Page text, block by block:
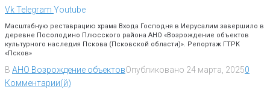
VkTelegram Youtube
Масштабную реставрацию храма Входа Господня в Иерусалим завершило в
деревне Посолодино Плюсского района АНО «Возрождение объектов
культурного наследия Пскова (Псковской области)». Репортаж ГТРК
«Псков»
В АНО Возрождение объектовОпубликовано 24 марта, 20250
Комментарии(й)